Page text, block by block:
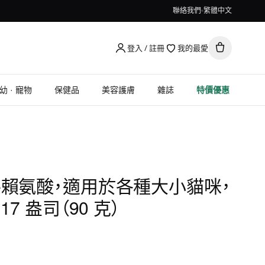
聯絡我們 繁體中文
登入 / 註冊 我的最愛
· 寵物 保健品 美容護膚 雜誌 特價優惠
氨酸，適用於各種大小貓咪，
盎司（90 克）